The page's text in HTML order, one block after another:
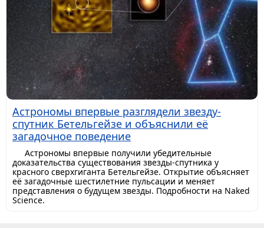
Астрономы впервые разглядели звезду-
спутник Бетельгейзе и объяснили её
загадочное поведение
Астрономы впервые получили убедительные
доказательства существования звезды-спутника у
красного сверхгиганта Бетельгейзе. Открытие объясняет
её загадочные шестилетние пульсации и меняет
представления о будущем звезды. Подробности на Naked
Science.